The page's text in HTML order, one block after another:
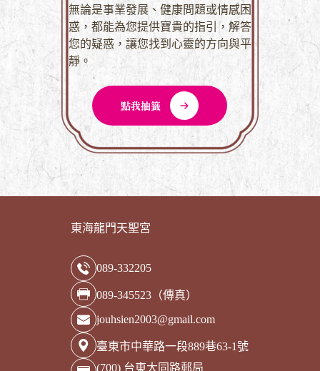
無論是事業發展、健康問題或情感困
惑，都能為您提供寶貴的指引，解答
您的疑惑，讓您找到心靈的方向與平
靜。
點我抽籤
東海龍門天聖宮
089-332205
089-345523（傳真）
jouhsien2003@gmail.com
臺東市中華路一段889巷63-1號
(700) 台東大同路郵局